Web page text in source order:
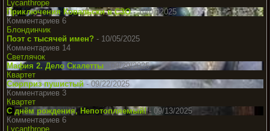
Lycanthrope
Приключения Ковальски в СЗО- 10/07/2025
Комментариев 6
Блондинчик
Поэт с тысячей имен? - 10/05/2025
Комментариев 14
Светлячок
Мафия 2. Дело Скалетты
- 09/29/2025
Квартет
Сюрприз пушистый - 09/22/2025
Комментариев 3
Квартет
С днём рождения, Непотопляемый!- 09/13/2025
Комментариев 6
Lycanthrope